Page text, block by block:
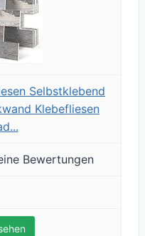
Selbstklebend
Klebefliesen
Bewertungen